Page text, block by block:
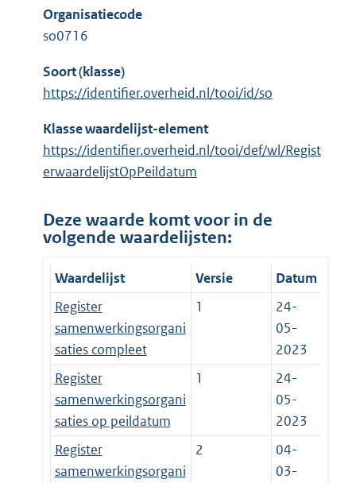
Organisatiecode
so0716
Soort (klasse)
https://identifier.overheid.nl/tooi/id/so
Klasse waardelijst-element
https://identifier.overheid.nl/tooi/def/wl/Regist
erwaardelijstOpPeildatum
Deze waarde komt voor in de
volgende waardelijsten:
Waardelijst Versie
Datum
Register
samenwerkingsorgani
saties compleet
1
24-
05-
2023
Register
samenwerkingsorgani
saties op peildatum
1
24-
05-
2023
Register
samenwerkingsorgani
2
04-
03-